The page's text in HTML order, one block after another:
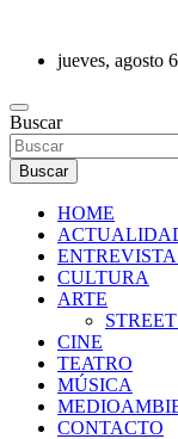
contenidojueves, agosto
REVISTA DE
Buscar
Buscar
HOME
CULTURA
ARTE
CINE
TEATRO
MÚSICA
CONTACTO